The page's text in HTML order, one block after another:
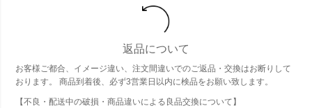
返品について
お客様ご都合、イメージ違い、注文間違いでのご返品・交換はお断りして
おります。 商品到着後、必ず3営業日以内に検品をお願い致します。
【不良・配送中の破損・商品違いによる良品交換について】